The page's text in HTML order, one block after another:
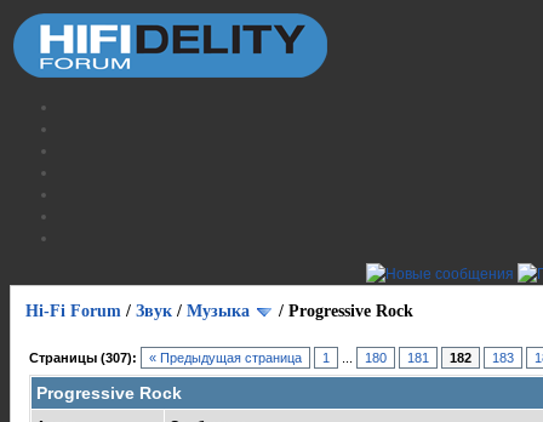
Hi-Fi Forum / Звук / Музыка / Progressive Rock
Страницы (307): « Предыдущая страница 1 180 181 182 183
Progressive Rock